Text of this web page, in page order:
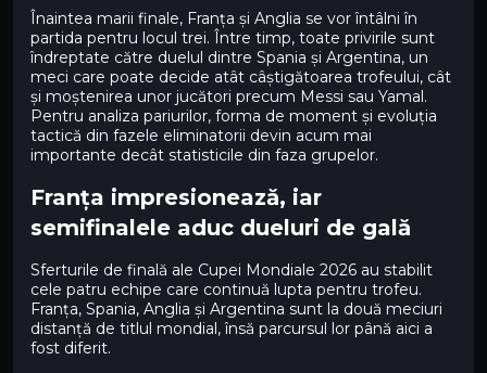
Înaintea marii finale, Franța și Anglia se vor întâlni în
partida pentru locul trei. Între timp, toate privirile sunt
îndreptate către duelul dintre Spania și Argentina, un
meci care poate decide atât câștigătoarea trofeului, cât
și moștenirea unor jucători precum Messi sau Yamal.
Pentru analiza pariurilor, forma de moment și evoluția
tactică din fazele eliminatorii devin acum mai
importante decât statisticile din faza grupelor.
Franța impresionează, iar
semifinalele aduc dueluri de gală
Sferturile de finală ale Cupei Mondiale 2026 au stabilit
cele patru echipe care continuă lupta pentru trofeu.
Franța, Spania, Anglia și Argentina sunt la două meciuri
distanță de titlul mondial, însă parcursul lor până aici a
fost diferit.